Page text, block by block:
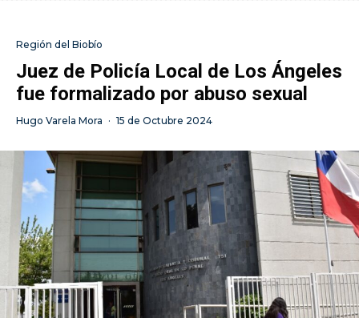
Región del Biobío
Juez de Policía Local de Los Ángeles
fue formalizado por abuso sexual
Hugo Varela Mora · 15 de Octubre 2024